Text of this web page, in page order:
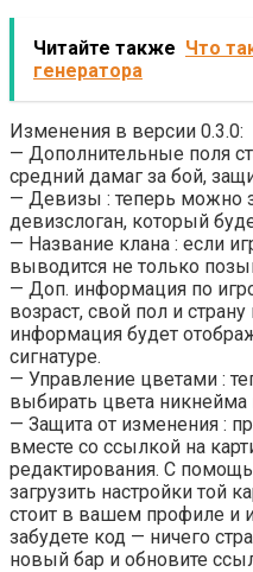
Читайте также Что
генератора
Изменения в версии 0.3.0:
— Дополнительные поля
средний дамаг за бой,
— Девизы : теперь можно
девизслоган, который
— Название клана : если
выводится не только
— Доп. информация по
возраст, свой пол и
информация будет
сигнатуре.
— Управление цветами :
выбирать цвета никнейма
— Защита от изменения :
вместе со ссылкой на
редактирования. С
загрузить настройки той
стоит в вашем профиле и
забудете код — ничего
новый бар и обновите